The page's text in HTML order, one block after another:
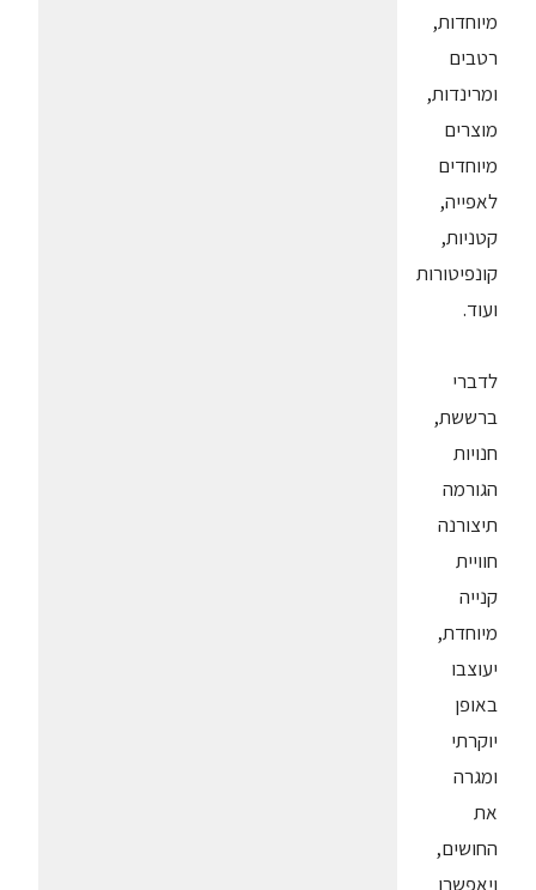
מיוחדות,
רטבים
ומרינדות,
מוצרים
מיוחדים
לאפייה,
קטניות,
קונפיטורות
ועוד.
לדברי
ברששת,
חנויות
הגורמה
תיצורנה
חוויית
קנייה
מיוחדת,
יעוצבו
באופן
יוקרתי
ומגרה
את
החושים,
ויאפשרו